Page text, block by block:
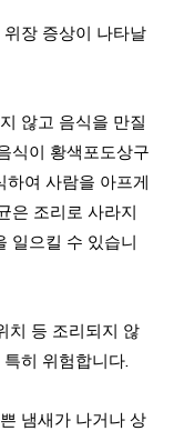
장 증상이 나타날
않고 음식을 만질
식이 황색포도상구
하여 사람을 아프게
은 조리로 사라지
일으킬 수 있습니
치 등 조리되지 않
히 위험합니다.
냄새가 나거나 상